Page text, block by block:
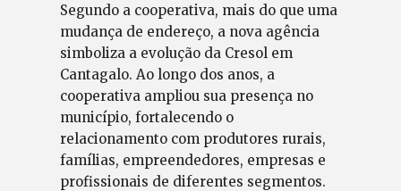
Segundo a cooperativa, mais do que uma
mudança de endereço, a nova agência
simboliza a evolução da Cresol em
Cantagalo. Ao longo dos anos, a
cooperativa ampliou sua presença no
município, fortalecendo o
relacionamento com produtores rurais,
famílias, empreendedores, empresas e
profissionais de diferentes segmentos.